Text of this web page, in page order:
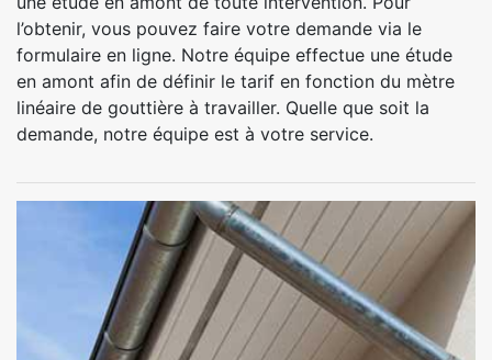
l’obtenir, vous pouvez faire votre demande via le
formulaire en ligne. Notre équipe effectue une étude
en amont afin de définir le tarif en fonction du mètre
linéaire de gouttière à travailler. Quelle que soit la
demande, notre équipe est à votre service.